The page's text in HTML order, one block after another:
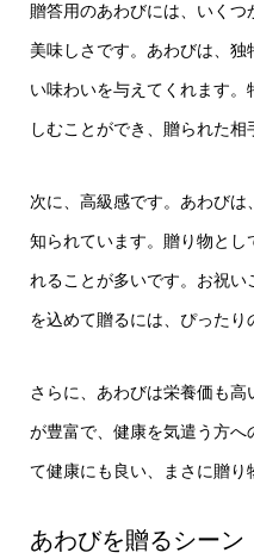
贈答用のあわびには、いく
美味しさです。あわびは、
い味わいを与えてくれます
しむことができ、贈られた相
次に、高級感です。あわび
知られています。贈り物と
れることが多いです。お祝
を込めて贈るには、ぴったり
さらに、あわびは栄養価も
が豊富で、健康を気遣う方へ
て健康にも良い、まさに贈り
あわびを贈るシーン